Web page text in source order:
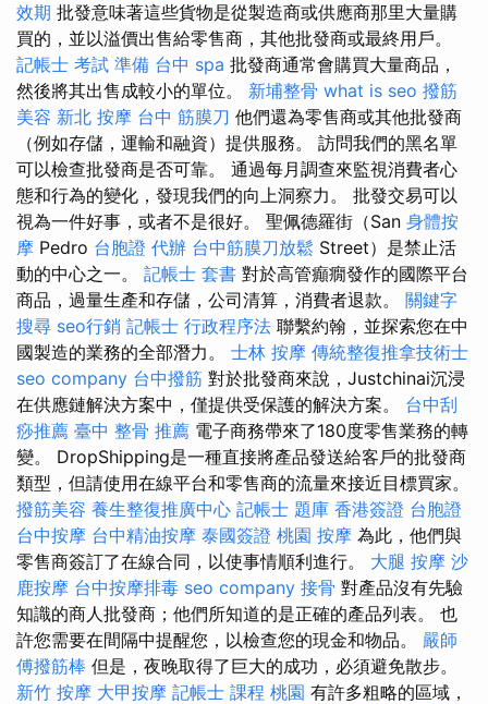
效期 批發意味著這些貨物是從製造商或供應商那里大量購
買的，並以溢價出售給零售商，其他批發商或最終用戶。
記帳士 考試 準備 台中 spa 批發商通常會購買大量商品，
然後將其出售成較小的單位。 新埔整骨 what is seo 撥筋
美容 新北 按摩 台中 筋膜刀 他們還為零售商或其他批發商
（例如存儲，運輸和融資）提供服務。 訪問我們的黑名單
可以檢查批發商是否可靠。 通過每月調查來監視消費者心
態和行為的變化，發現我們的向上洞察力。 批發交易可以
視為一件好事，或者不是很好。 聖佩德羅街（San 身體按
摩 Pedro 台胞證 代辦 台中筋膜刀放鬆 Street）是禁止活
動的中心之一。 記帳士 套書 對於高管癲癇發作的國際平台
商品，過量生產和存儲，公司清算，消費者退款。 關鍵字
搜尋 seo行銷 記帳士 行政程序法 聯繫約翰，並探索您在中
國製造的業務的全部潛力。 士林 按摩 傳統整復推拿技術士
seo company 台中撥筋 對於批發商來說，Justchinai沉浸
在供應鏈解決方案中，僅提供受保護的解決方案。 台中刮
痧推薦 臺中 整骨 推薦 電子商務帶來了180度零售業務的轉
變。 DropShipping是一種直接將產品發送給客戶的批發商
類型，但請使用在線平台和零售商的流量來接近目標買家。
撥筋美容 養生整復推廣中心 記帳士 題庫 香港簽證 台胞證
台中按摩 台中精油按摩 泰國簽證 桃園 按摩 為此，他們與
零售商簽訂了在線合同，以使事情順利進行。 大腿 按摩 沙
鹿按摩 台中按摩排毒 seo company 接骨 對產品沒有先驗
知識的商人批發商；他們所知道的是正確的產品列表。 也
許您需要在間隔中提醒您，以檢查您的現金和物品。 嚴師
傅撥筋棒 但是，夜晚取得了巨大的成功，必須避免散步。
新竹 按摩 大甲按摩 記帳士 課程 桃園 有許多粗略的區域，